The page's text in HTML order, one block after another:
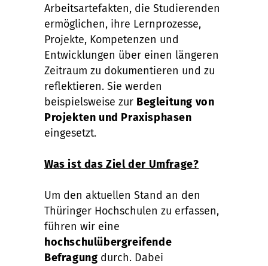
Arbeitsartefakten, die Studierenden
ermöglichen, ihre Lernprozesse,
Projekte, Kompetenzen und
Entwicklungen über einen längeren
Zeitraum zu dokumentieren und zu
reflektieren. Sie werden
beispielsweise zur Begleitung von
Projekten und Praxisphasen
eingesetzt.
Was ist das Ziel der Umfrage?
Um den aktuellen Stand an den
Thüringer Hochschulen zu erfassen,
führen wir eine
hochschulübergreifende
Befragung durch. Dabei